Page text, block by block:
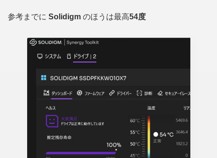
参考までに Solidigm のほうは最高54度